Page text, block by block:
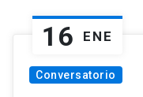
16 ENE
Conversatorio